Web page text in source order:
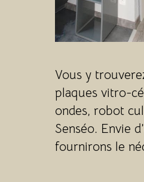
Vous y
plaques vitro-
ondes, robot
Senséo. Envie
fournirons le